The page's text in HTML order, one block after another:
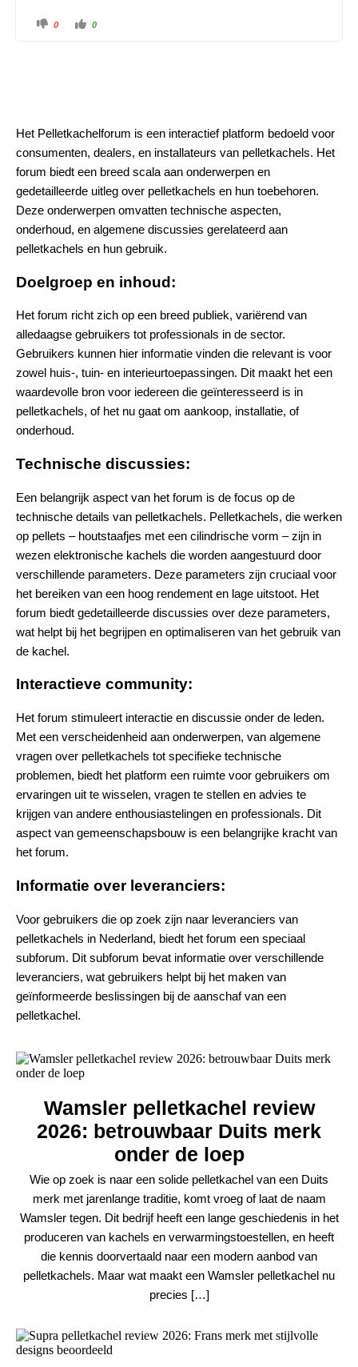
0 0
Het Pelletkachelforum is een interactief platform bedoeld voor
consumenten, dealers, en installateurs van pelletkachels. Het
forum biedt een breed scala aan onderwerpen en
gedetailleerde uitleg over pelletkachels en hun toebehoren.
Deze onderwerpen omvatten technische aspecten,
onderhoud, en algemene discussies gerelateerd aan
pelletkachels en hun gebruik.
Doelgroep en inhoud:
Het forum richt zich op een breed publiek, variërend van
alledaagse gebruikers tot professionals in de sector.
Gebruikers kunnen hier informatie vinden die relevant is voor
zowel huis-, tuin- en interieurtoepassingen. Dit maakt het een
waardevolle bron voor iedereen die geïnteresseerd is in
pelletkachels, of het nu gaat om aankoop, installatie, of
onderhoud​.
Technische discussies:
Een belangrijk aspect van het forum is de focus op de
technische details van pelletkachels. Pelletkachels, die werken
op pellets – houtstaafjes met een cilindrische vorm – zijn in
wezen elektronische kachels die worden aangestuurd door
verschillende parameters. Deze parameters zijn cruciaal voor
het bereiken van een hoog rendement en lage uitstoot. Het
forum biedt gedetailleerde discussies over deze parameters,
wat helpt bij het begrijpen en optimaliseren van het gebruik van
de kachel.
Interactieve community:
Het forum stimuleert interactie en discussie onder de leden.
Met een verscheidenheid aan onderwerpen, van algemene
vragen over pelletkachels tot specifieke technische
problemen, biedt het platform een ruimte voor gebruikers om
ervaringen uit te wisselen, vragen te stellen en advies te
krijgen van andere enthousiastelingen en professionals. Dit
aspect van gemeenschapsbouw is een belangrijke kracht van
het forum.
Informatie over leveranciers:
Voor gebruikers die op zoek zijn naar leveranciers van
pelletkachels in Nederland, biedt het forum een speciaal
subforum. Dit subforum bevat informatie over verschillende
leveranciers, wat gebruikers helpt bij het maken van
geïnformeerde beslissingen bij de aanschaf van een
pelletkachel.
Wamsler pelletkachel review
2026: betrouwbaar Duits merk
onder de loep
Wie op zoek is naar een solide pelletkachel van een Duits
merk met jarenlange traditie, komt vroeg of laat de naam
Wamsler tegen. Dit bedrijf heeft een lange geschiedenis in het
produceren van kachels en verwarmingstoestellen, en heeft
die kennis doorvertaald naar een modern aanbod van
pelletkachels. Maar wat maakt een Wamsler pelletkachel nu
precies […]